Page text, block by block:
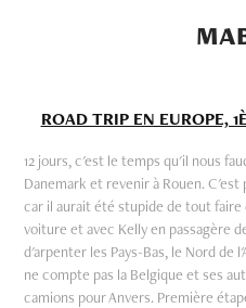
ROAD TRIP EN EUROPE,
12 jours, c'est le temps qu'il nous
Danemark et revenir à Rouen.
car il aurait été stupide de tout
voiture et avec Kelly en passagère
d'arpenter les Pays-Bas, le Nord de
ne compte pas la Belgique et ses
camions pour Anvers. Première